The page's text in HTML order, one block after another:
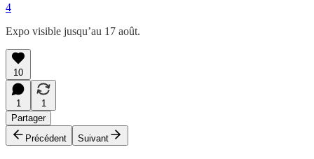
4
Expo visible jusqu’au 17 août.
10
1
1
Partager
Précédent
Suivant